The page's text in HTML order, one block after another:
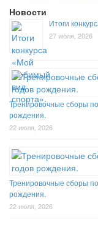
Новости
Итоги
27 июля, 2026
Тренировочные сборы
рождения.
22 июля, 2026
Тренировочные сборы
рождения.
22 июля, 2026